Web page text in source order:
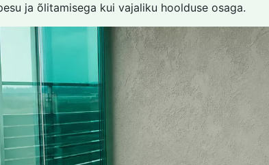
ja õlitamisega kui vajaliku hoolduse osaga.